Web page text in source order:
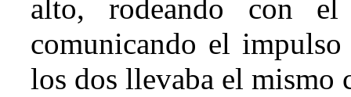
alto, rodeando con
comunicando el
los dos llevaba el mismo